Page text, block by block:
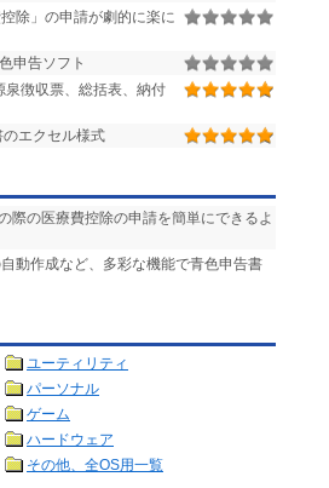
除」の申請が劇的に楽に
申告ソフト
徴収票、総括表、納付
エクセル様式
際の医療費控除の申請を簡単にできるよ
動作成など、多彩な機能で青色申告書
ユーティリティ
パーソナル
ゲーム
ハードウェア
その他、全OS用一覧